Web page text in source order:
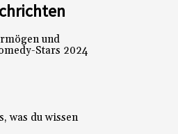
und
Stars 2024
was du wissen